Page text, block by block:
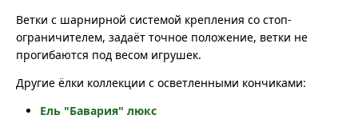
Ветки с шарнирной системой крепления со стоп-
ограничителем, задаёт точное положение, ветки не
прогибаются под весом игрушек.
Другие ёлки коллекции с осветленными кончиками:
Ель "Бавария" люкс